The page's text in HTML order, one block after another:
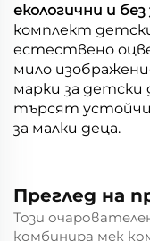
екологични и без
комплект
естествено
мило
марки за детски
търсят
за малки деца.
Преглед на
Този
комбинира мек